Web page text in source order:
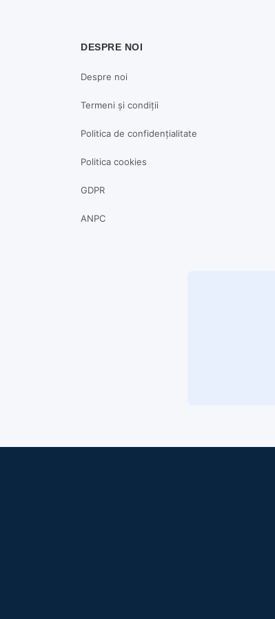
DESPRE NOI
Despre noi
Termeni și condiții
Politica de confidențialitate
Politica cookies
GDPR
ANPC